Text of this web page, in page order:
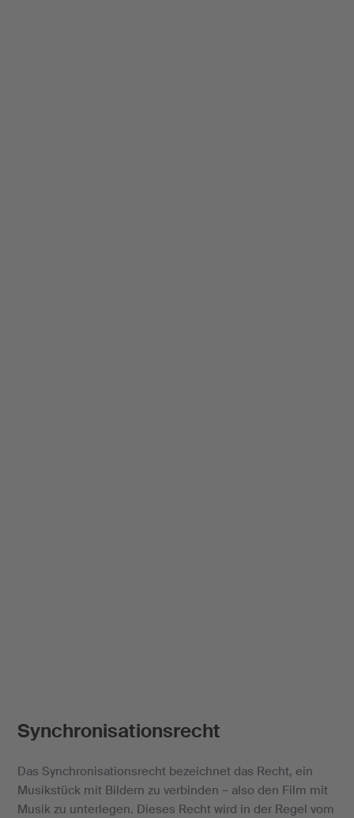
Synchronisationsrecht
Das Synchronisationsrecht bezeichnet das Recht, ein
Musikstück mit Bildern zu verbinden – also den Film mit
Musik zu unterlegen. Dieses Recht wird in der Regel vom